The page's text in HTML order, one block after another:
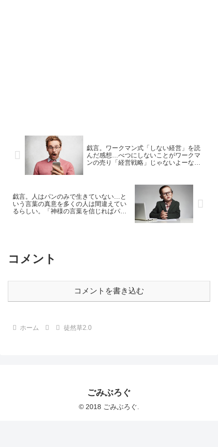
戯言。ワークマン式「しない経営」を読
んだ感想…べつにしないことがワークマ
ンの売り「経営戦略」じゃないよーな。
戯言。人はパンのみで生きていない…と
いう言葉の真意を多くの人は間違えてい
るらしい。「神様の言葉を信じればパン
コメント
コメントを書き込む
ホーム 徒然草2.0
ごみぶろぐ
© 2018 ごみぶろぐ.